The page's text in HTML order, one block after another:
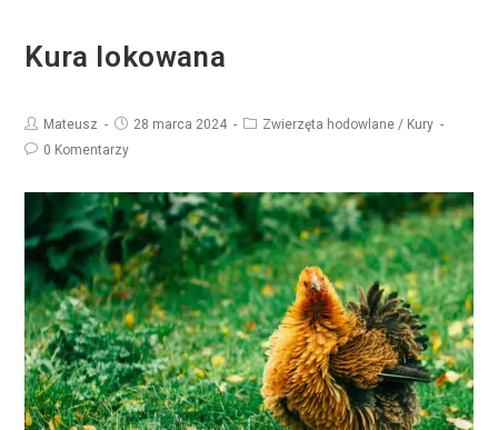
Kura lokowana
Mateusz 28 marca 2024 Zwierzęta hodowlane / Kury
0 Komentarzy